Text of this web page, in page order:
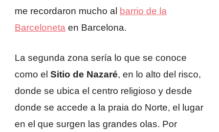
me recordaron mucho al
barrio de la
Barceloneta en Barcelona.
La segunda zona sería lo que se conoce
como el Sitio de Nazaré, en lo alto del risco,
donde se ubica el centro religioso y desde
donde se accede a la praia do Norte, el lugar
en el que surgen las grandes olas. Por